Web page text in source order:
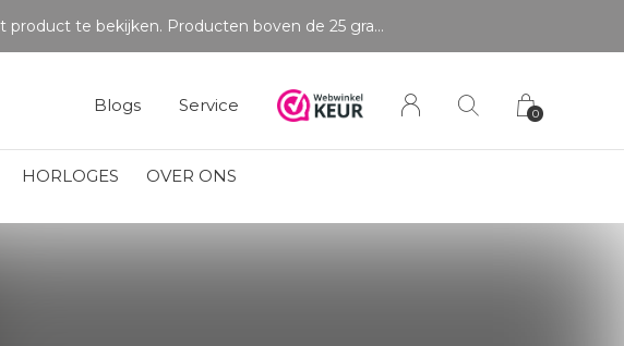
HORLOGES OVER ONS
Blogs Service 0
Betaal in delen